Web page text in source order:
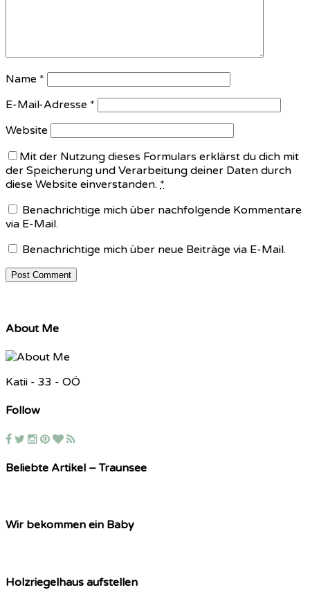
Name *
E-Mail-Adresse *
Website
Mit der Nutzung dieses Formulars erklärst du dich mit
der Speicherung und Verarbeitung deiner Daten durch
diese Website einverstanden. *
Benachrichtige mich über nachfolgende Kommentare
via E-Mail.
Benachrichtige mich über neue Beiträge via E-Mail.
About Me
Katii - 33 - OÖ
Follow
Beliebte Artikel – Traunsee
Wir bekommen ein Baby
Holzriegelhaus aufstellen